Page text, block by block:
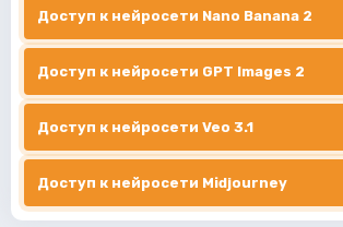
Доступ к нейросети Nano Banana 2
Доступ к нейросети GPT Images 2
Доступ к нейросети Veo 3.1
Доступ к нейросети Midjourney